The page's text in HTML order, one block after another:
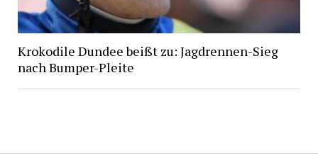
Krokodile Dundee beißt zu: Jagdrennen-Sieg
nach Bumper-Pleite